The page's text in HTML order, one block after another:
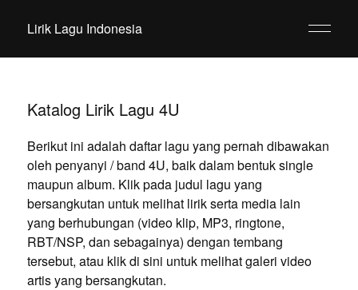
Lirik Lagu Indonesia
Katalog Lirik Lagu 4U
Berikut ini adalah daftar lagu yang pernah dibawakan
oleh penyanyi / band 4U, baik dalam bentuk single
maupun album. Klik pada judul lagu yang
bersangkutan untuk melihat lirik serta media lain
yang berhubungan (video klip, MP3, ringtone,
RBT/NSP, dan sebagainya) dengan tembang
tersebut, atau klik di sini untuk melihat galeri video
artis yang bersangkutan.